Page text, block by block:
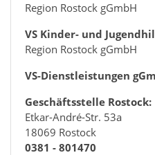
Region Rostock gGmbH
VS Kinder- und
Region Rostock gGmbH
VS-Dienstleistungen
Geschäftsstelle Rostock:
Etkar-André-Str. 53a
18069 Rostock
0381 - 801470